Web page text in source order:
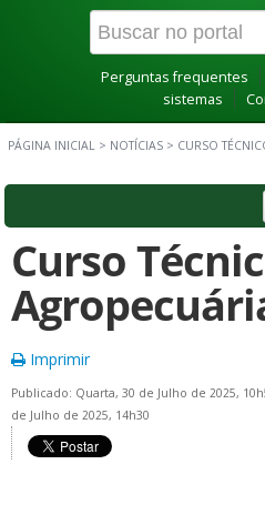
Perguntas frequentes
sistemas
PÁGINA INICIAL > NOTÍCIAS > CURSO
Curso
Imprimir
Publicado: Quarta, 30 de Julho de 2025,
de Julho de 2025, 14h30